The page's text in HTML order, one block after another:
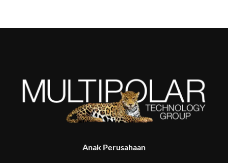
Anak Perusahaan